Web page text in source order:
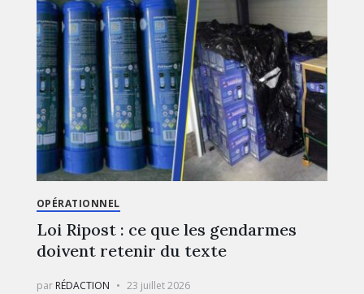
OPÉRATIONNEL
Loi Ripost : ce que les gendarmes
doivent retenir du texte
par RÉDACTION 23 juillet 2026